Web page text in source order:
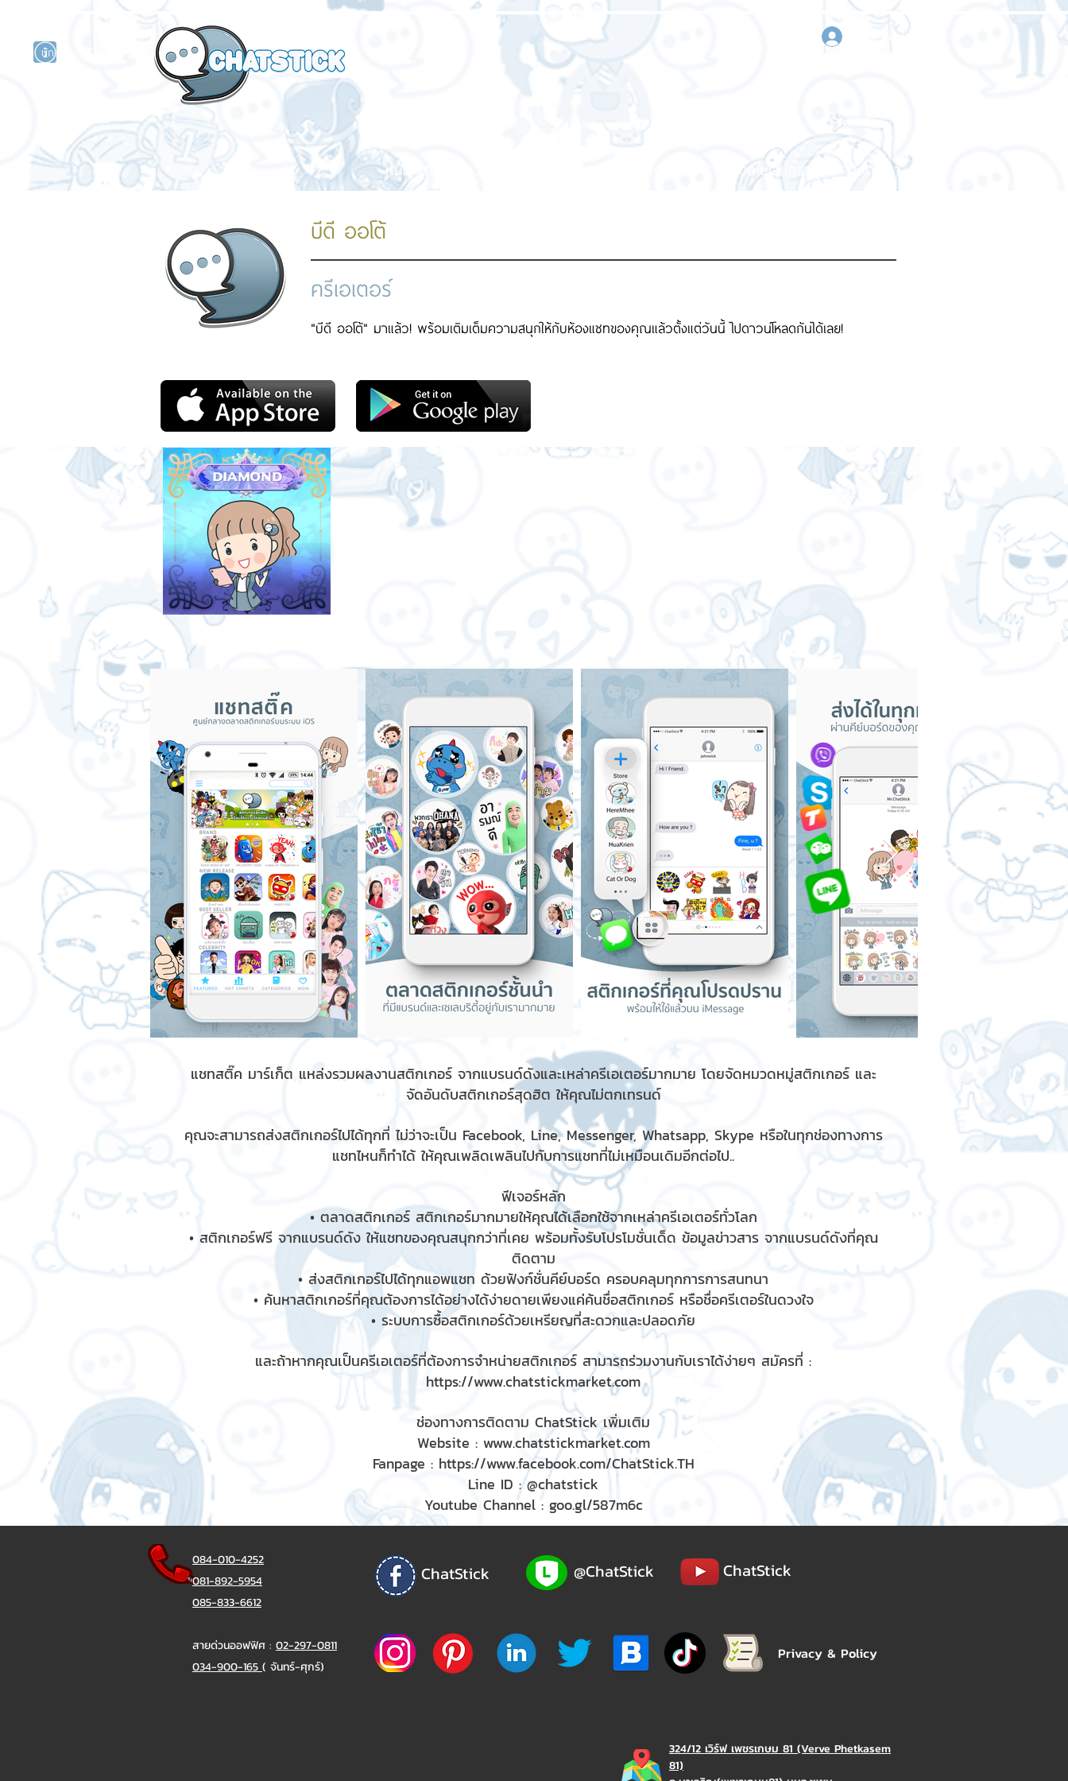
นักแสดงศิลปิน
เข้าสู่ระบบ
หน้าแรก ขอใบเสนอราคา ติดต่อเรา
บีดี ออโต้
ครีเอเตอร์
"บีดี ออโต้" มาแล้ว! พร้อมเติมเต็มความสนุกให้กับห้องแชทของคุณแล้วตั้งแต่วันนี้ ไปดาวน์โหลดกันได้เลย!
แชทสติ๊ค มาร์เก็ต แหล่งรวมผลงานสติกเกอร์ จากแบรนด์ดังและเหล่าครีเอเตอร์มากมาย โดยจัดหมวดหมู่สติกเกอร์ และ
จัดอันดับสติกเกอร์สุดฮิต ให้คุณไม่ตกเทรนด์
คุณจะสามารถส่งสติกเกอร์ไปได้ทุกที่ ไม่ว่าจะเป็น Facebook, Line, Messenger, Whatsapp, Skype หรือในทุกช่องทางการ
แชทไหนก็ทำได้ ให้คุณเพลิดเพลินไปกับการแชทที่ไม่เหมือนเดิมอีกต่อไป..
ฟีเจอร์หลัก
• ตลาดสติกเกอร์ สติกเกอร์มากมายให้คุณได้เลือกใช้จากเหล่าครีเอเตอร์ทั่วโลก
• สติกเกอร์ฟรี จากแบรนด์ดัง ให้แชทของคุณสนุกกว่าที่เคย พร้อมทั้งรับโปรโมชั่นเด็ด ข้อมูลข่าวสาร จากแบรนด์ดังที่คุณ
ติดตาม
• ส่งสติกเกอร์ไปได้ทุกแอพแชท ด้วยฟังก์ชั่นคีย์บอร์ด ครอบคลุมทุกการการสนทนา
• ค้นหาสติกเกอร์ที่คุณต้องการได้อย่างได้ง่ายดายเพียงแค่ค้นชื่อสติกเกอร์ หรือชื่อครีเตอร์ในดวงใจ
• ระบบการซื้อสติกเกอร์ด้วยเหรียญที่สะดวกและปลอดภัย
และถ้าหากคุณเป็นครีเอเตอร์ที่ต้องการจำหน่ายสติกเกอร์ สามารถร่วมงานกับเราได้ง่ายๆ สมัครที่ :
https://www.chatstickmarket.com
ช่องทางการติดตาม ChatStick เพิ่มเติม
Website : www.chatstickmarket.com
Fanpage : https://www.facebook.com/ChatStick.TH
Line ID : @chatstick
Youtube Channel : goo.gl/587m6c
084-010-4252
081-892-5954
085-833-6612
สายด่วนออฟฟิศ : 02-297-0811
034-900-165 ( จันทร์-ศุกร์)
ChatStick @ChatStick ChatStick
Privacy & Policy
324/12 เวิร์ฟ เพชรเกษม 81 (Verve Phetkasem
81)